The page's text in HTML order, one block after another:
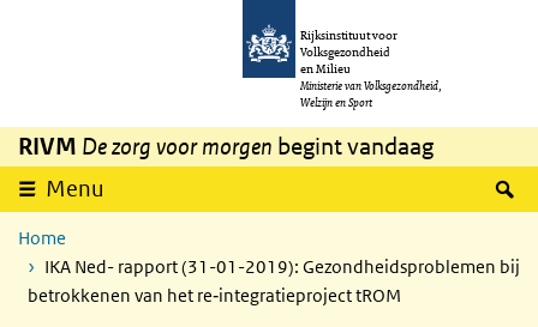
Overslaan en naar de inhoud gaan
Rijksinstituut voor
Volksgezondheid
en Milieu
Ministerie van Volksgezondheid,
Welzijn en Sport
RIVM De zorg voor morgen begint vandaag
Menu
Home
IKA Ned- rapport (31-01-2019): Gezondheidsproblemen bij
betrokkenen van het re‐integratieproject tROM